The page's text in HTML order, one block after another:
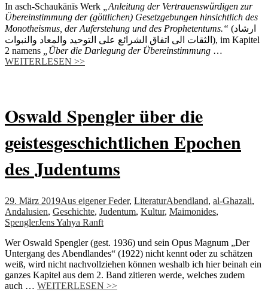
In asch-Schaukānīs Werk
„Anleitung der Vertrauenswürdigen zur
Übereinstimmung der (göttlichen) Gesetzgebungen hinsichtlich des
Monotheismus, der Auferstehung und des Prophetentums.“ (ارشاد
الثقات الى اتفاق الشرائع على التوحيد والمعاد والنبوات), im Kapitel
2 namens
„Über die Darlegung der Übereinstimmung …
WEITERLESEN >>
Oswald Spengler über die
geistesgeschichtlichen Epochen
des Judentums
29. März 2019Aus eigener Feder, LiteraturAbendland, al-Ghazali,
Andalusien, Geschichte, Judentum, Kultur, Maimonides,
SpenglerJens Yahya Ranft
Wer Oswald Spengler (gest. 1936) und sein Opus Magnum „Der
Untergang des Abendlandes“ (1922) nicht kennt oder zu schätzen
weiß, wird nicht nachvollziehen können weshalb ich hier beinah ein
ganzes Kapitel aus dem 2. Band zitieren werde, welches zudem
auch … WEITERLESEN >>